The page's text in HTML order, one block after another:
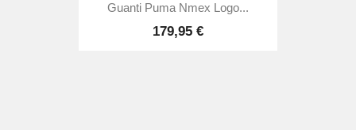
Guanti Puma Nmex Logo...
179,95 €